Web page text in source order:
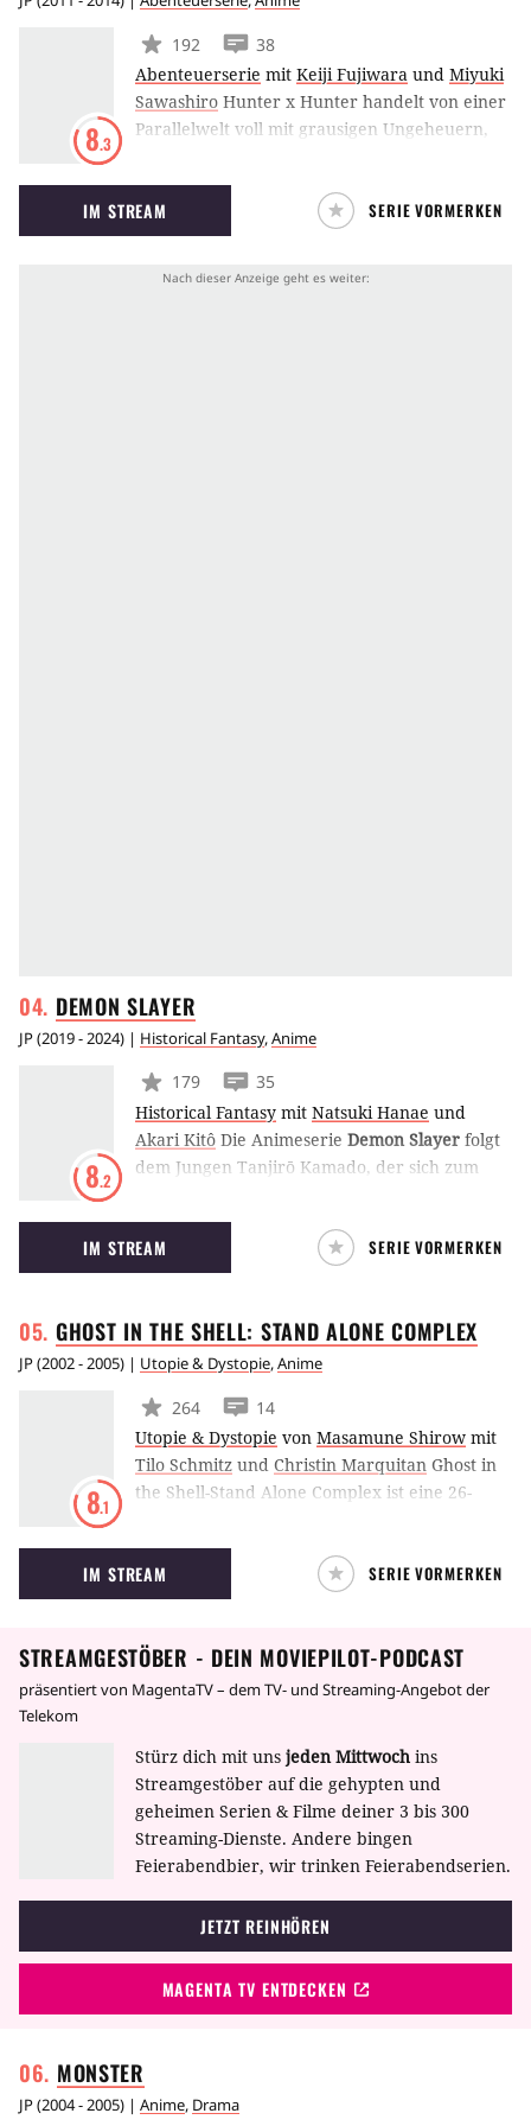
8.3
192
38
Abenteuerserie mit Keiji Fujiwara und Miyuki
Sawashiro Hunter x Hunter handelt von einer
Parallelwelt voll mit grausigen Ungeheuern,
Wesenheiten und unentdeckten Gebieten. In
dieser Welt gibt es besonders privilegierte
Menschen, die sich zum Unbekannten
man Hunter. Der größte Lebenstraum des
IM STREAM SERIE VORMERKEN
DEMONSLAYER
JP(2019 - 2024) | Historical Fantasy,Anime
8.2
179
35
Historical Fantasy mit Natsuki Hanae und
Akari Kitô Die Animeserie Demon Slayer folgt
dem Jungen Tanjirō Kamado, der sich zum
Heilung für seine Schwester Nezuko finden
muss, die in einem Dämon verwandelt wurde.
Die Serie basiert auf der Mangavorlage
IM STREAM SERIE VORMERKEN
GHOST IN THE SHELL: STAND ALONECOMPLEX
JP(2002 - 2005) | Utopie & Dystopie,Anime
8.1
264
14
Utopie & Dystopie von Masamune Shirow mit
Tilo Schmitz und Christin Marquitan Ghost in
the Shell-Stand Alone Complex ist eine 26-
die auf Masamune Shirows Ghost in the Shell-
Universum basiert. Im Jahr 2004 wurde die
Serie um eine zweite Staffel mit dem Titel
2006 folgte dann in Anlehnung an die Serie
ein Fernsehfilm mit dem Namen Ghost in the
IM STREAM SERIE VORMERKEN
STREAMGESTÖBER - DEIN MOVIEPILOT-PODCAST
präsentiert von MagentaTV – dem TV- und Streaming-Angebot der
Telekom
Stürz dich mit uns jeden Mittwoch ins
Streamgestöber auf die gehypten und
geheimen Serien & Filme deiner 3 bis 300
Streaming-Dienste. Andere bingen
Feierabendbier, wir trinken Feierabendserien.
JETZT REINHÖREN
MAGENTA TV ENTDECKEN
MONSTER
JP(2004 - 2005) | Anime, Drama